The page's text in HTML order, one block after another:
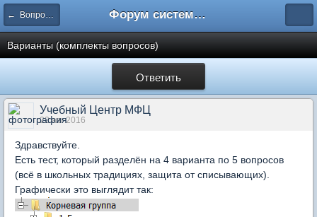
← Вопросы составления тестов Форум системы тестирования INDIGO
Варианты (комплекты вопросов)
Ответить
Учебный Центр МФЦ
22 авг 2016
Здравствуйте.
Есть тест, который разделён на 4 варианта по 5 вопросов
(всё в школьных традициях, защита от списывающих).
Графически это выглядит так: